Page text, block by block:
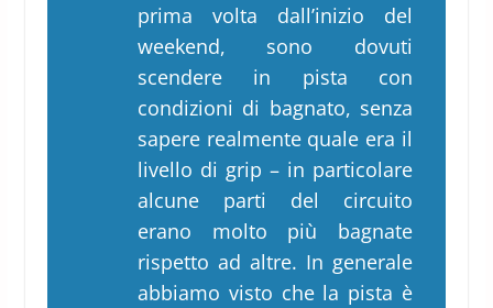
prima volta dall’inizio del
weekend, sono dovuti
scendere in pista con
condizioni di bagnato, senza
sapere realmente quale era il
livello di grip – in particolare
alcune parti del circuito
erano molto più bagnate
rispetto ad altre. In generale
abbiamo visto che la pista è